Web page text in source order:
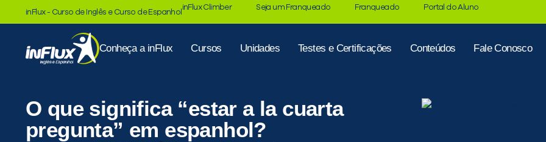
inFlux - Curso de Inglês e Curso de Espanhol
inFlux Climber Seja um Franqueado Franqueado Portal do Aluno
Conheça a inFlux Cursos Unidades Testes e Certificações Conteúdos Fale Conosco
O que significa “estar a la cuarta
pregunta” em espanhol?